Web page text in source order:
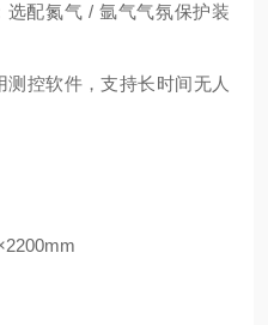
选配氮气 / 氩气气氛保护装
测控软件，支持长时间无人